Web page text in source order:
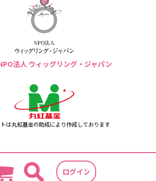
ログイン
法人 ウィッグリング・ジャパン
は丸紅基金の助成により作成しております
2024 wigringshop.com All Rights Reserved.